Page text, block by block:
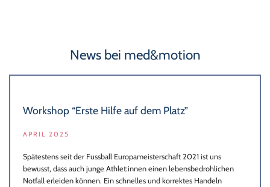
News bei med&motion
Workshop “Erste Hilfe auf dem Platz”
APRIL 2025
Spätestens seit der Fussball Europameisterschaft 2021 ist uns
bewusst, dass auch junge Athlet:innen einen lebensbedrohlichen
Notfall erleiden können. Ein schnelles und korrektes Handeln